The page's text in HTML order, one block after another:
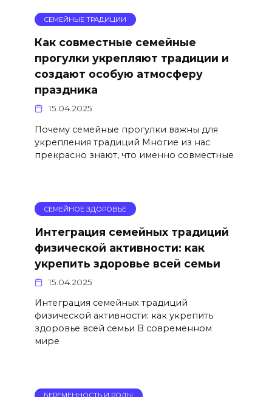
СЕМЕЙНЫЕ ТРАДИЦИИ
Как совместные семейные
прогулки укрепляют традиции и
создают особую атмосферу
праздника
15.04.2025
Почему семейные прогулки важны для
укрепления традиций Многие из нас
прекрасно знают, что именно совместные
СЕМЕЙНОЕ ЗДОРОВЬЕ
Интеграция семейных традиций
физической активности: как
укрепить здоровье всей семьи
15.04.2025
Интеграция семейных традиций
физической активности: как укрепить
здоровье всей семьи В современном
мире